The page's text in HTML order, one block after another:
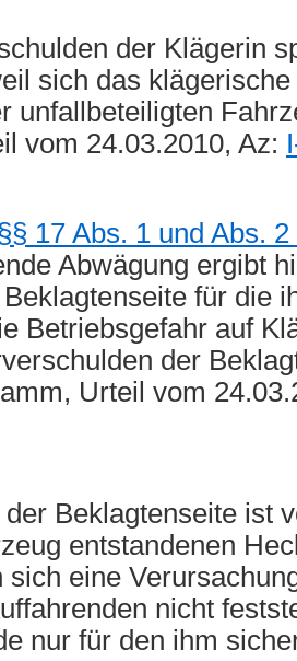
der Klägerin
sich das
unfallbeteiligten
vom 24.03.2010, Az:
17 Abs. 1 und Abs.
Abwägung ergibt
für die
Betriebsgefahr auf
der
Urteil vom
Beklagtenseite ist
entstandenen
sich eine
nicht
nur für den ihm